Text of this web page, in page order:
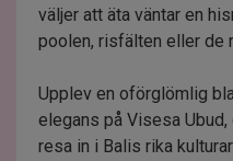
väljer att äta väntar en
poolen, risfälten eller de
Upplev en oförglömlig
elegans på Visesa
resa in i Balis rika